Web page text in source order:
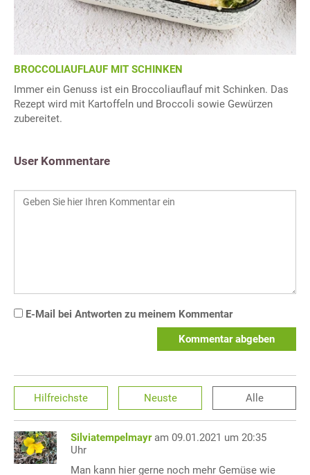
BROCCOLIAUFLAUF MIT SCHINKEN
Immer ein Genuss ist ein Broccoliauflauf mit Schinken. Das
Rezept wird mit Kartoffeln und Broccoli sowie Gewürzen
zubereitet.
User Kommentare
E-Mail bei Antworten zu meinem Kommentar
Kommentar abgeben
Hilfreichste Neuste Alle
Silviatempelmayr am 09.01.2021 um 20:35
Uhr
Man kann hier gerne noch mehr Gemüse wie